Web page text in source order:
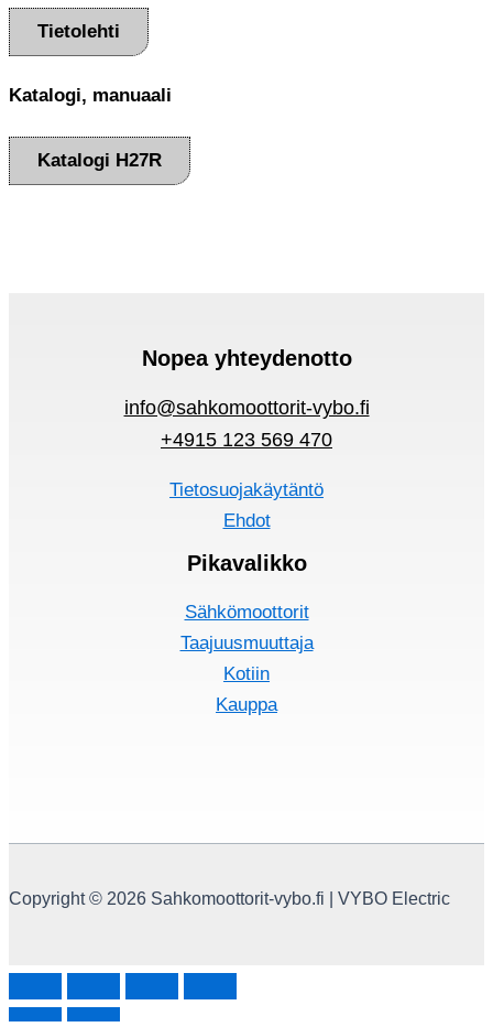
Tietolehti
Katalogi, manuaali
Katalogi H27R
Nopea yhteydenotto
info@sahkomoottorit-vybo.fi
+4915 123 569 470
Tietosuojakäytäntö
Ehdot
Pikavalikko
Sähkömoottorit
Taajuusmuuttaja
Kotiin
Kauppa
Copyright © 2026 Sahkomoottorit-vybo.fi | VYBO Electric